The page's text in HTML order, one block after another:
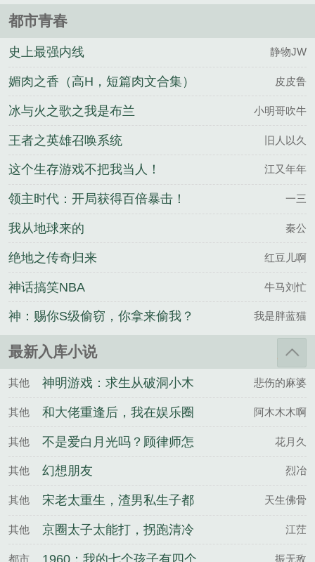
都市青春
史上最强内线 静物JW
媚肉之香（高H，短篇肉文合集） 皮皮鲁
冰与火之歌之我是布兰 小明哥吹牛
王者之英雄召唤系统 旧人以久
这个生存游戏不把我当人！ 江又年年
领主时代：开局获得百倍暴击！ 一三
我从地球来的 秦公
绝地之传奇归来 红豆儿啊
神话搞笑NBA 牛马刘忙
神：赐你S级偷窃，你拿来偷我？ 我是胖蓝猫
最新入库小说
其他
神明游戏：求生从破洞小木
屋开始
悲伤的麻婆
其他
和大佬重逢后，我在娱乐圈
杀疯了
阿木木木啊
其他
不是爱白月光吗？顾律师怎
么越界了
花月久
其他 幻想朋友 烈冶
其他
宋老太重生，渣男私生子都
滚开
天生佛骨
其他
京圈太子太能打，拐跑清冷
佛子！
江茳
都市
1960：我的七个孩子有四个
振无敌